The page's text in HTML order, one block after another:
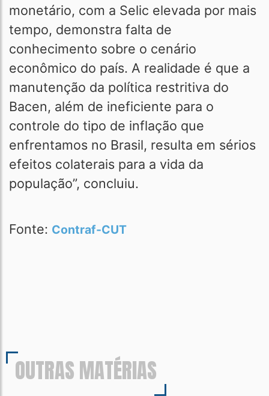
monetário, com a Selic elevada por mais
tempo, demonstra falta de
conhecimento sobre o cenário
econômico do país. A realidade é que a
manutenção da política restritiva do
Bacen, além de ineficiente para o
controle do tipo de inflação que
enfrentamos no Brasil, resulta em sérios
efeitos colaterais para a vida da
população”, concluiu.
Fonte: Contraf-CUT
OUTRAS MATÉRIAS